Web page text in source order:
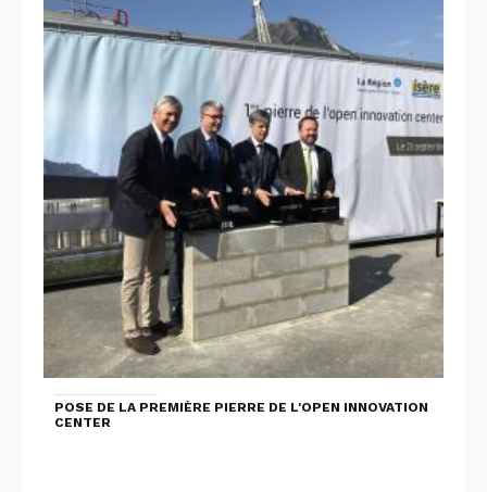
POSE DE LA PREMIÈRE PIERRE DE L'OPEN INNOVATION
CENTER